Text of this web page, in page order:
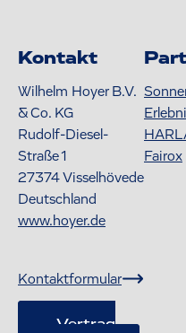
Kontakt
Wilhelm Hoyer B.V.
& Co. KG
Rudolf-Diesel-
Straße 1
27374Visselhövede
Deutschland
www.hoyer.de
Kontaktformular
Vertrag
Fairox